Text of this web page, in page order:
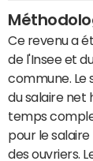
Ce revenu a
de l'Insee et
commune. Le
du salaire net
temps
pour le
des ouvriers.